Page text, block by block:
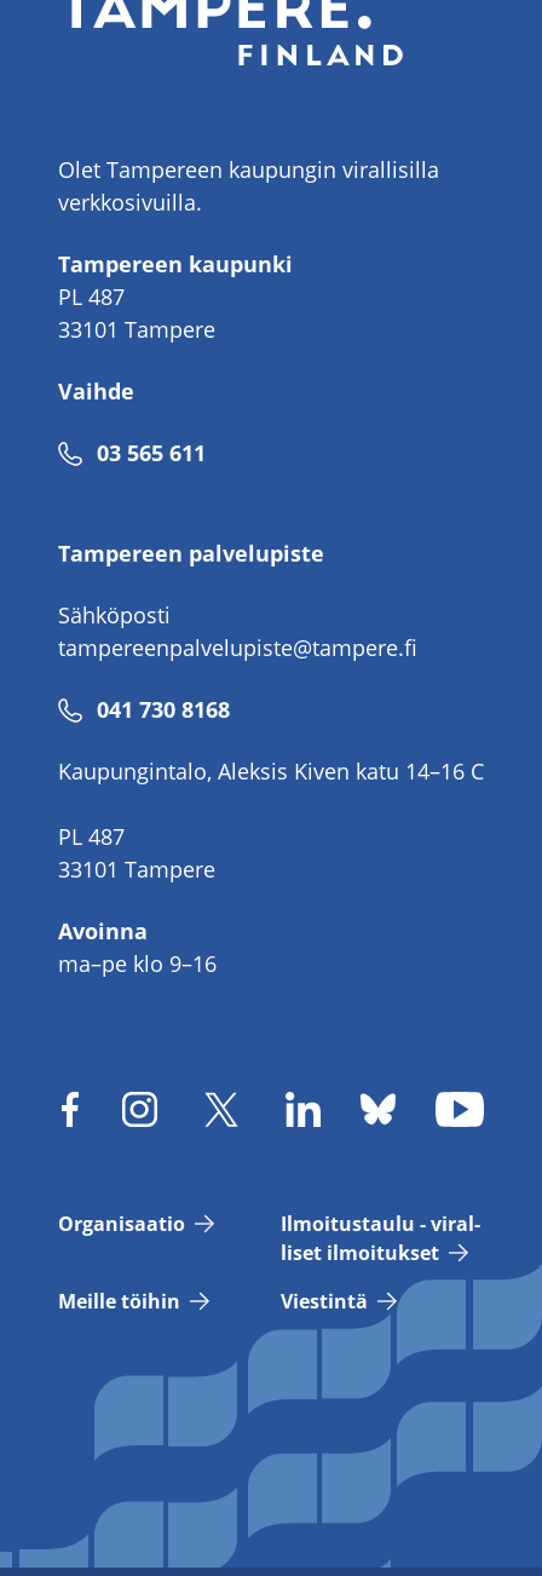
Olet Tampereen kaupungin virallisilla
verkkosivuilla.
Tampereen kaupunki
PL 487
33101 Tampere
Vaihde
Puhelinnumero
03 565 611
Tampereen palvelupiste
Sähköposti
tampereenpalvelupiste@tampere.fi
Puhelinnumero
041 730 8168
Kaupungintalo, Aleksis Kiven katu 14–16 C
PL 487
33101 Tampere
Avoinna
ma–pe klo 9–16
Or­ga­ni­saa­tio
Il­moi­tus­tau­lu - vi­ral­
li­set il­moi­tuk­set
Meil­le töi­hin
Vies­tin­tä